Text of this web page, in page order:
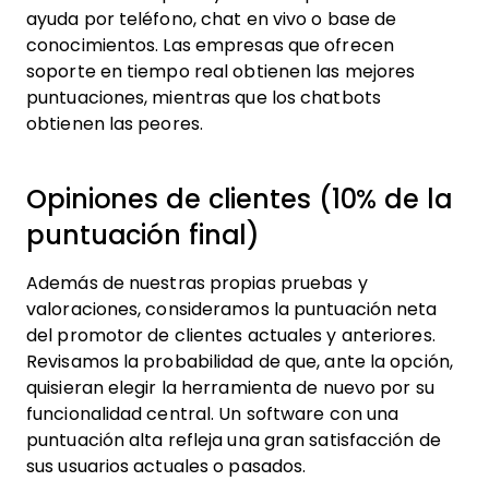
ayuda por teléfono, chat en vivo o base de
conocimientos. Las empresas que ofrecen
soporte en tiempo real obtienen las mejores
puntuaciones, mientras que los chatbots
obtienen las peores.
Opiniones de clientes (10% de la
puntuación final)
Además de nuestras propias pruebas y
valoraciones, consideramos la puntuación neta
del promotor de clientes actuales y anteriores.
Revisamos la probabilidad de que, ante la opción,
quisieran elegir la herramienta de nuevo por su
funcionalidad central. Un software con una
puntuación alta refleja una gran satisfacción de
sus usuarios actuales o pasados.